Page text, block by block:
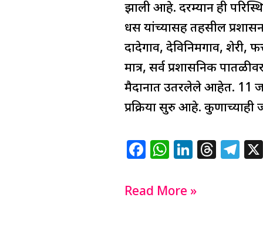
झाली आहे. दरम्यान ही
धस यांच्यासह तहसील
दादेगाव, देविनिमगाव, शेरी,
मात्र, सर्व प्रशासनिक
मैदानात उतरलेले आहेत. 11
प्रक्रिया सुरु आहे.
F
c
W
at
Li
k
T T
Read More »